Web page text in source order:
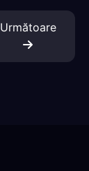
Următoare